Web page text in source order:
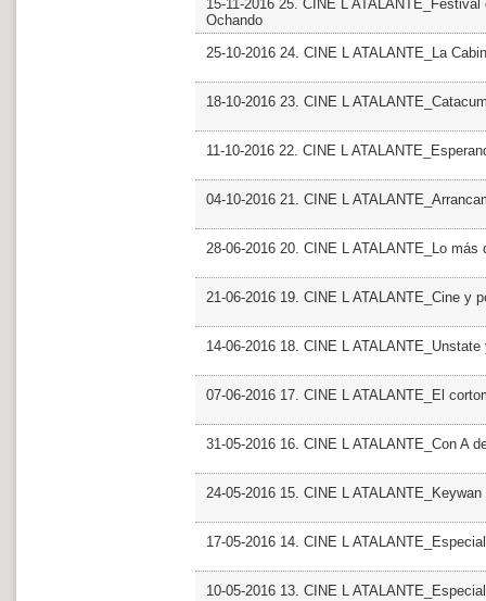
15-11-2016 25. CINE L
Ochando
25-10-2016 24. CINE L ATALANTE_La
18-10-2016 23. CINE L
11-10-2016 22. CINE L
04-10-2016 21. CINE L
28-06-2016 20. CINE L ATALANTE_Lo más
21-06-2016 19. CINE L ATALANTE_Cine y
14-06-2016 18. CINE L
07-06-2016 17. CINE L ATALANTE_El
31-05-2016 16. CINE L ATALANTE_Con A
24-05-2016 15. CINE L
17-05-2016 14. CINE L
10-05-2016 13. CINE L